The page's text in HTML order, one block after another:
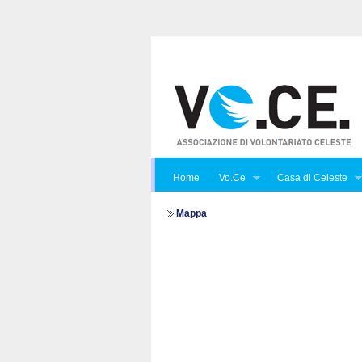
Home Vo.Ce Casa di Celeste
Mappa